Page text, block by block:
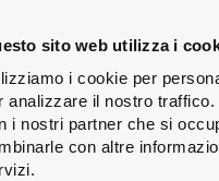
sito web utilizza i
i cookie per
analizzare il nostro
i nostri partner che si
con altre
Glass
Design